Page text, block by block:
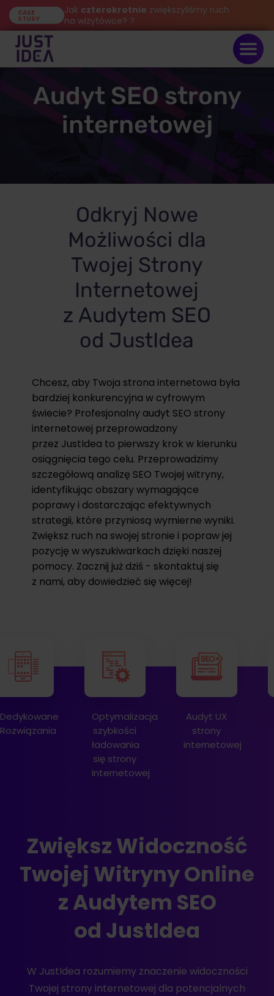
CASE
STUDY
Jak czterokrotnie zwiększyliśmy ruch
na wizytówce? ?
Audyt SEO strony
internetowej
Odkryj Nowe
Możliwości dla
Twojej Strony
Internetowej
z Audytem SEO
od JustIdea
Chcesz, aby Twoja strona internetowa była
bardziej konkurencyjna w cyfrowym
świecie? Profesjonalny audyt SEO strony
internetowej przeprowadzony
przez JustIdea to pierwszy krok w kierunku
osiągnięcia tego celu. Przeprowadzimy
szczegółową analizę SEO Twojej witryny,
identyfikując obszary wymagające
poprawy i dostarczając efektywnych
strategii, które przyniosą wymierne wyniki.
Zwiększ ruch na swojej stronie i popraw jej
pozycję w wyszukiwarkach dzięki naszej
pomocy. Zacznij już dziś - skontaktuj się
z nami, aby dowiedzieć się więcej!
Optymalizacja
szybkości
Audyt UX
strony
internetowej
Audyt
SEO
strony
Zwiększ Widoczność
Twojej Witryny Online
z Audytem SEO
od JustIdea
W JustIdea rozumiemy znaczenie widoczności
Twojej strony internetowej dla potencjalnych